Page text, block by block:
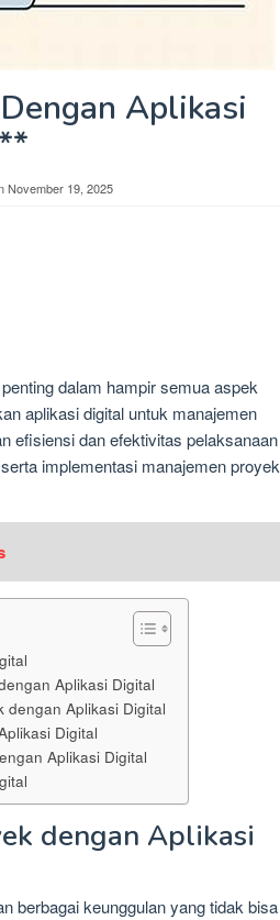
Aplikasi
November 19, 2025
dalam hampir semua aspek
aplikasi digital untuk manajemen
efisiensi dan efektivitas pelaksanaan
implementasi manajemen proyek
Aplikasi Digital
dengan Aplikasi Digital
Digital
Aplikasi Digital
dengan Aplikasi
berbagai keunggulan yang tidak bisa